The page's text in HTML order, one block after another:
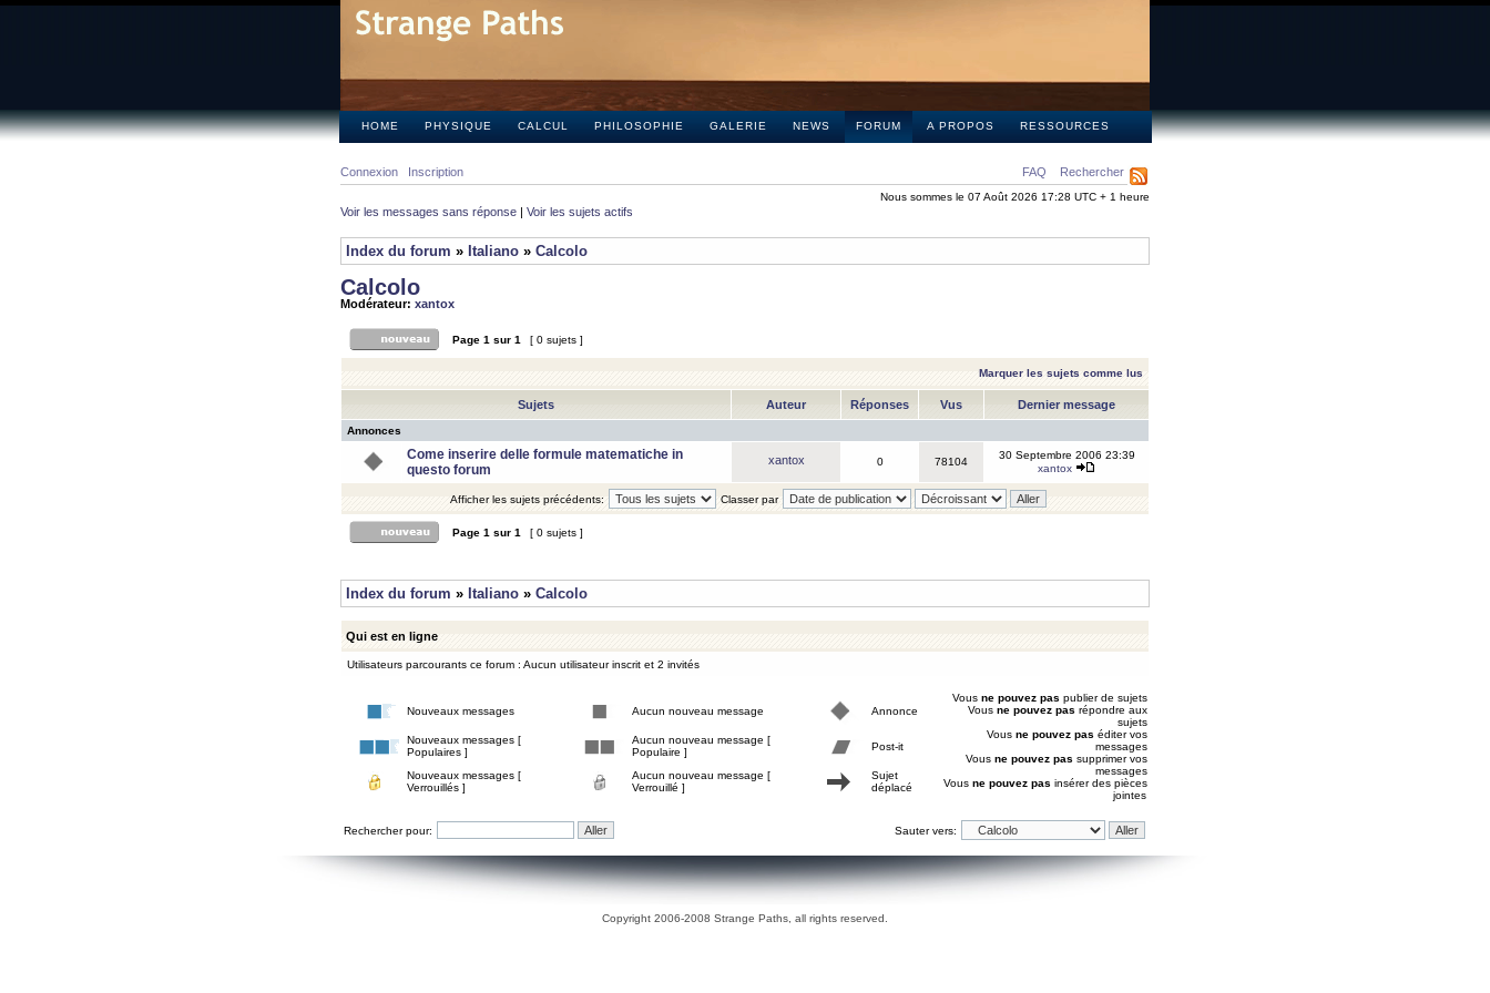
HOME PHYSIQUE CALCUL PHILOSOPHIE GALERIE NEWS FORUM A PROPOS RESSOURCES
FAQ Rechercher
Connexion Inscription
Nous sommes le 07 Août 2026 17:28 UTC + 1 heure
Voir les messages sans réponse | Voir les sujets actifs
Index du forum » Italiano » Calcolo
Calcolo
Modérateur: xantox
Page 1 sur 1 [ 0 sujets ]
Marquer les sujets comme lus
Sujets Auteur Réponses Vus Dernier message
Annonces
Come inserire delle formule matematiche in
questo forum
xantox 0 78104
30 Septembre 2006 23:39
xantox
Afficher les sujets précédents: Classer par
Page 1 sur 1 [ 0 sujets ]
Index du forum » Italiano » Calcolo
Qui est en ligne
Utilisateurs parcourants ce forum : Aucun utilisateur inscrit et 2 invités
Nouveaux messages Aucun nouveau message Annonce
Nouveaux messages [
Populaires ]
Aucun nouveau message [
Populaire ]
Post-it
Nouveaux messages [
Verrouillés ]
Aucun nouveau message [
Verrouillé ]
Sujet
déplacé
Vous ne pouvez pas publier de sujets
Vous ne pouvez pas répondre aux
sujets
Vous ne pouvez pas éditer vos
messages
Vous ne pouvez pas supprimer vos
messages
Vous ne pouvez pas insérer des pièces
jointes
Rechercher pour: Sauter vers:
Copyright 2006-2008 Strange Paths, all rights reserved.